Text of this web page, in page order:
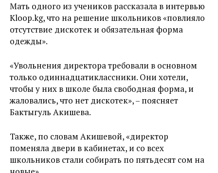
Мать одного из учеников рассказала в интервью
Kloop.kg, что на решение школьников «повлияло
отсутствие дискотек и обязательная форма
одежды».
«Увольнения директора требовали в основном
только одиннадцатиклассники. Они хотели,
чтобы у них в школе была свободная форма, и
жаловались, что нет дискотек», – поясняет
Бактыгуль Акишева.
Также, по словам Акишевой, «директор
поменяла двери в кабинетах, и со всех
школьников стали собирать по пятьдесят сом на